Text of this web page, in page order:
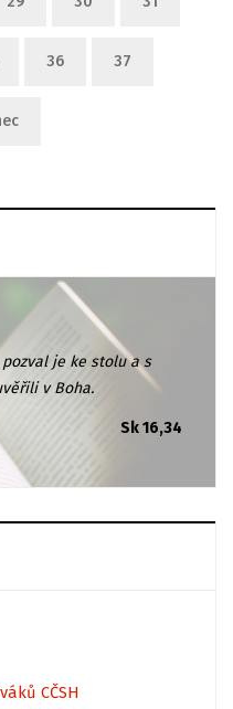
36 37
je ke stolu a s
v Boha.
Sk 16,34
CČSH